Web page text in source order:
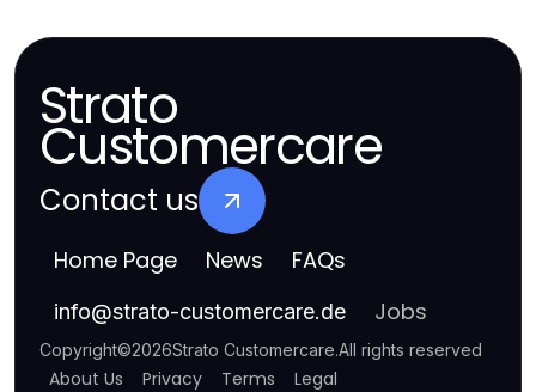
Strato
Customercare
Contact us
Home Page News FAQs
info@strato-customercare.de Jobs
Copyright©2026Strato Customercare.All rights reserved
About Us Privacy Terms Legal